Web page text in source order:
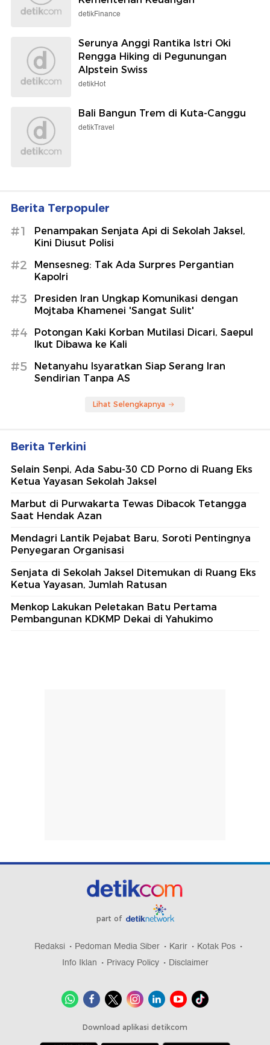
detikFinance
Serunya Anggi Rantika Istri Oki
Rengga Hiking di Pegunungan
Alpstein Swiss
detikHot
Bali Bangun Trem di Kuta-Canggu
detikTravel
Berita Terpopuler
#1
Penampakan Senjata Api di Sekolah Jaksel,
Kini Diusut Polisi
#2
Mensesneg: Tak Ada Surpres Pergantian
Kapolri
#3
Presiden Iran Ungkap Komunikasi dengan
Mojtaba Khamenei 'Sangat Sulit'
#4
Potongan Kaki Korban Mutilasi Dicari, Saepul
Ikut Dibawa ke Kali
#5
Netanyahu Isyaratkan Siap Serang Iran
Sendirian Tanpa AS
Lihat Selengkapnya
Berita Terkini
Selain Senpi, Ada Sabu-30 CD Porno di Ruang Eks
Ketua Yayasan Sekolah Jaksel
Marbut di Purwakarta Tewas Dibacok Tetangga
Saat Hendak Azan
Mendagri Lantik Pejabat Baru, Soroti Pentingnya
Penyegaran Organisasi
Senjata di Sekolah Jaksel Ditemukan di Ruang Eks
Ketua Yayasan, Jumlah Ratusan
Menkop Lakukan Peletakan Batu Pertama
Pembangunan KDKMP Dekai di Yahukimo
part of
Redaksi Pedoman Media Siber Karir
Kotak Pos
Info Iklan
Privacy Policy Disclaimer
Download aplikasi detikcom